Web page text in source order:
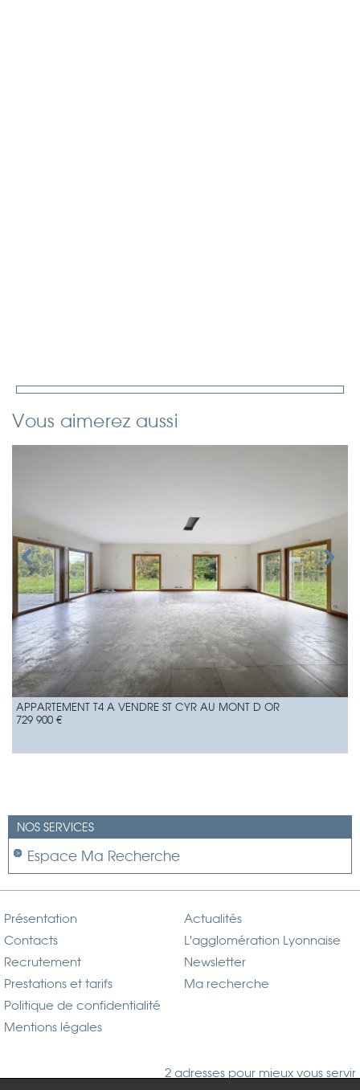
Vous aimerez aussi
APPARTEMENT T4 A VENDRE ST CYR AU MONT D OR
729 900 €
NOS SERVICES
Espace Ma Recherche
Présentation
Contacts
Recrutement
Prestations et tarifs
Politique de confidentialité
Mentions légales
Actualités
L'agglomération Lyonnaise
Newsletter
Ma recherche
2 adresses pour mieux vous servir